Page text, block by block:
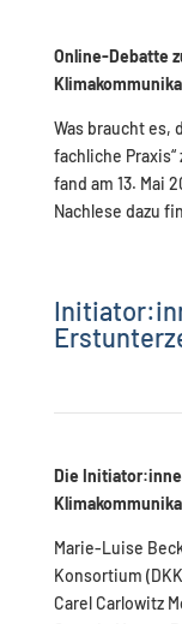
Online-Debatte
Was braucht es,
fachliche
fand am 13. Mai
Nachlese dazu
Die
Marie-Luise
Konsortium
Carel Carlowitz